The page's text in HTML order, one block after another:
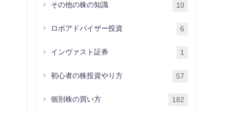
その他の株の知識 10
ロボアドバイザー投資 6
インヴァスト証券 1
初心者の株投資やり方 57
個別株の買い方 182